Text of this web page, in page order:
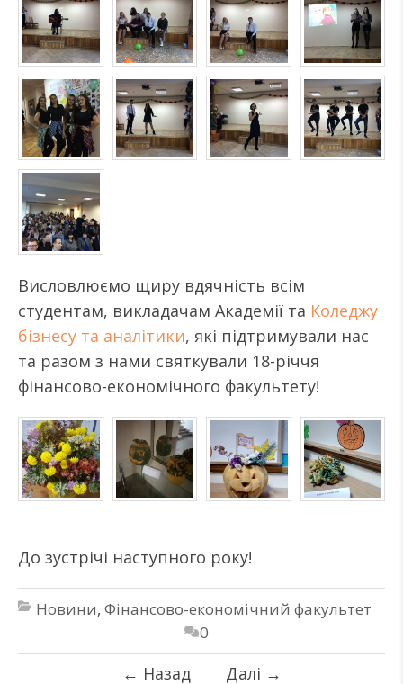
Висловлюємо щиру вдячність всім
студентам, викладачам Академії та Коледжу
бізнесу та аналітики, які підтримували нас
та разом з нами святкували 18-річчя
фінансово-економічного факультету!
До зустрічі наступного року!
Новини, Фінансово-економічний факультет
0
← Назад Далі →